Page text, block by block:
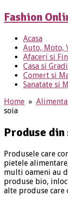
Fashion
Acasa
Auto, Moto,
Afaceri si
Casa si
Comert si
Sanatate si
Home »
soia
Produse din
Produsele care
pietele
multi oameni au
produse bio,
alte produse care